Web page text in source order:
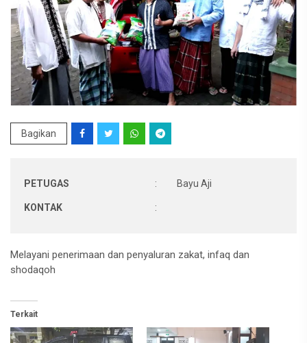
Bagikan
PETUGAS : Bayu Aji
KONTAK :
Melayani penerimaan dan penyaluran zakat, infaq dan
shodaqoh
Terkait